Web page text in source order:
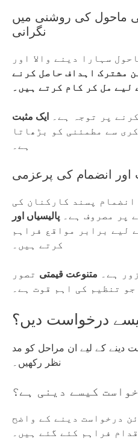
ماحول کی روشنی میں
نگرانی
سہارا دینے والا اور
مشترک اہداف حاصل کرنے
لیے مل کر کام کرتے ہیں۔
پر توجہ ہے۔ ایک مثبت
سے مطمئنی کو بڑھاتا
ہے۔
اور انضمام کی پرعزمی
پسند کارکنان کی
پر مصروف ہے۔ پالیسیاں اور
لیے برابر مواقع فراہم
کرتے ہیں۔
ہے۔ متنوعت قیمتی تصور
تنظیم کی اہم قوت ہے۔
درخواست دیں؟
دینے کے لیے ان مراحل کو مد
نظر رکھیں۔
کیسے دینی ہے؟
درخواست دینے کے واضح
فراہم کئے گئے ہیں۔